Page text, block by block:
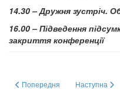
14.30 – Дружня зустріч.
16.00 – Підведення
закриття конференції
Попередня стаття: Підсумки
Попередня Наступна
Наступна